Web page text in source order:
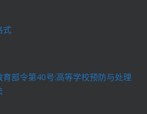
式
部令第40号:高等学校预防与处理